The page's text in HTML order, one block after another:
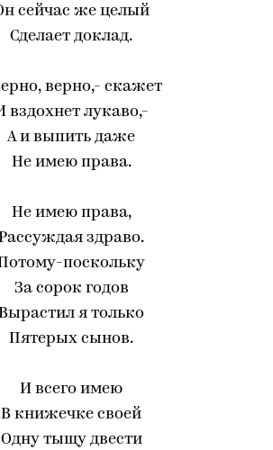
сейчас же целый
Сделает доклад.
верно,- скажет
вздохнет лукаво,-
А и выпить даже
Не имею права.
Не имею права,
здраво.
поскольку
За сорок годов
я только
Пятерых сынов.
И всего имею
В книжечке своей
Одну тыщу двести